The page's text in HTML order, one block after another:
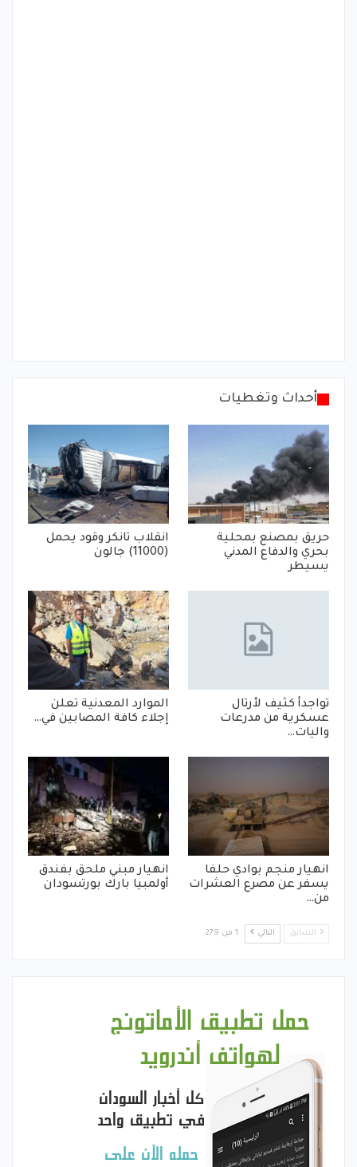
أحداث وتغطيات
حريق بمصنع بمحلية
بحري والدفاع المدني
يسيطر
انقلاب تانكر وقود يحمل
(11000) جالون
تواجدأ كثيف لأرتال
عسكرية من مدرعات
واليات…
الموارد المعدنية تعلن
إجلاء كافة المصابين في…
انهيار منجم بوادي حلفا
يسفر عن مصرع العشرات
من…
انهيار مبني ملحق بفندق
أولمبيا بارك بورتسودان
السابق التالي 1 من 279